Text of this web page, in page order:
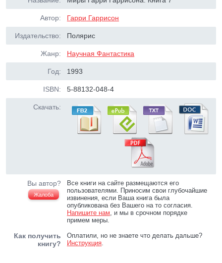
Автор: Гарри Гаррисон
Издательство: Полярис
Жанр: Научная Фантастика
Год: 1993
ISBN: 5-88132-048-4
Скачать:
Вы автор?
Жалоба
Все книги на сайте размещаются его
пользователями. Приносим свои глубочайшие
извинения, если Ваша книга была
опубликована без Вашего на то согласия.
Напишите нам, и мы в срочном порядке
примем меры.
Как получить
книгу?
Оплатили, но не знаете что делать дальше?
Инструкция.